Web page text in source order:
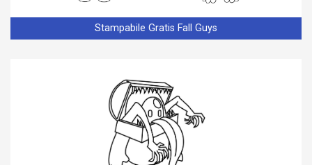
Stampabile Gratis Fall Guys